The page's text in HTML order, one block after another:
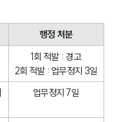
행정 처분
1회 적발 : 경고
2회 적발 : 업무정지 3일
업무정지 7일